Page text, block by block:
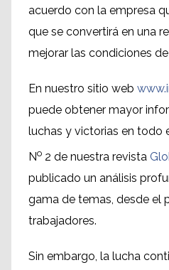
acuerdo con la empresa
que se convertirá en una
mejorar las condiciones
En nuestro sitio web
puede obtener mayor
luchas y victorias en todo
No 2 de nuestra revista
publicado un análisis
gama de temas, desde el
trabajadores.
Sin embargo, la lucha